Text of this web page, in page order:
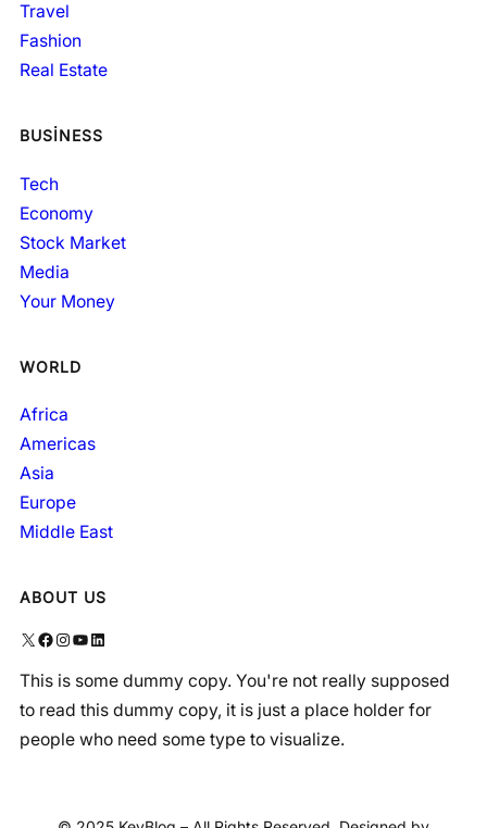
Travel
Fashion
Real Estate
BUSINESS
Tech
Economy
Stock Market
Media
Your Money
WORLD
Africa
Americas
Asia
Europe
Middle East
ABOUT US
X Facebook Instagram YouTube LinkedIn
This is some dummy copy. You're not really supposed
to read this dummy copy, it is just a place holder for
people who need some type to visualize.